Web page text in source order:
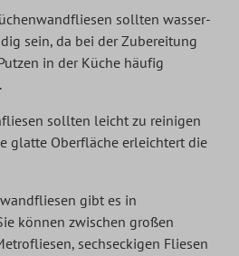
sollten wasser-
sein, da bei der Zubereitung
in der Küche häufig
sollten leicht zu reinigen
glatte Oberfläche erleichtert die
gibt es in
können zwischen großen
sechseckigen Fliesen